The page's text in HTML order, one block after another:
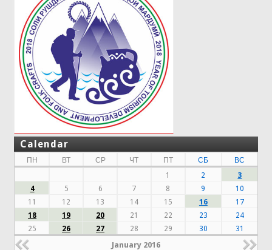
Calendar
ПН ВТ СР ЧТ ПТ СБ
ВС
1
2
3
4
5 6 7 8 9
10
11
12 13 14 15 16
17
18
19 20 21 22 23
24
25
26 27 28 29 30 31
January 2016